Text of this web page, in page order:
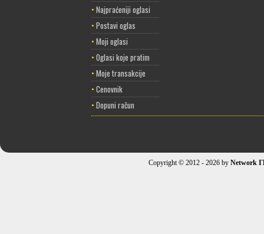
• Najpraćeniji oglasi
• Postavi oglas
• Moji oglasi
• Oglasi koje pratim
• Moje transakcije
• Cenovnik
• Dopuni račun
Copyright © 2012 - 2026 by Network